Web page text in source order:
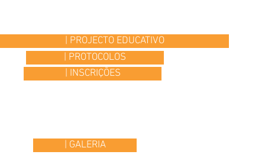
| PROJECTO EDUCATIVO
| PROTOCOLOS
| INSCRIÇÕES
| GALERIA